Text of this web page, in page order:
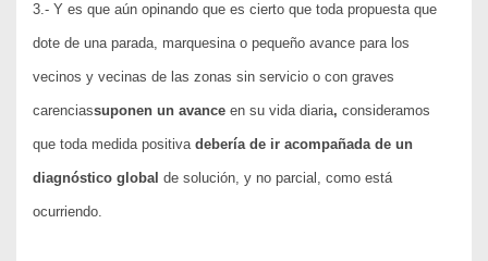
3.- Y es que aún opinando que es cierto que toda propuesta que
dote de una parada, marquesina o pequeño avance para los
vecinos y vecinas de las zonas sin servicio o con graves
carenciassuponen un avance en su vida diaria, consideramos
que toda medida positiva debería de ir acompañada de un
diagnóstico global de solución, y no parcial, como está
ocurriendo.